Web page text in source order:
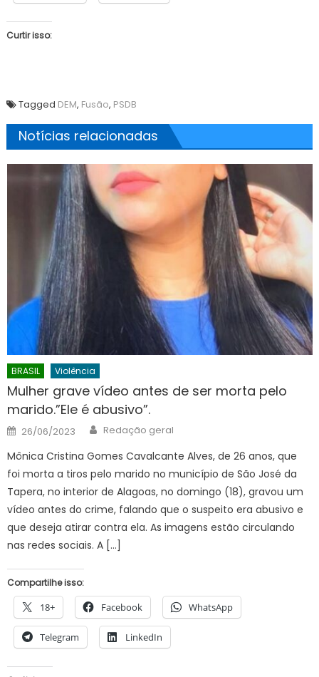
Curtir isso:
Tagged DEM, Fusão, PSDB
Notícias relacionadas
BRASIL Violência
Mulher grave vídeo antes de ser morta pelo
marido.”Ele é abusivo”.
Posted
on
26/06/2023 Author
Redação geral
Mônica Cristina Gomes Cavalcante Alves, de 26 anos, que
foi morta a tiros pelo marido no município de São José da
Tapera, no interior de Alagoas, no domingo (18), gravou um
vídeo antes do crime, falando que o suspeito era abusivo e
que deseja atirar contra ela. As imagens estão circulando
nas redes sociais. A […]
Compartilhe isso:
18+ Facebook WhatsApp
Telegram LinkedIn